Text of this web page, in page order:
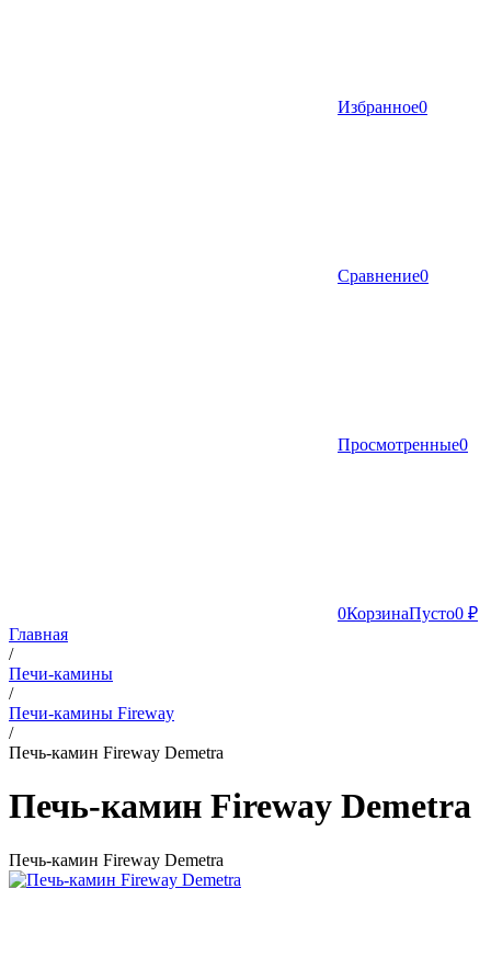
Избранное0
Сравнение0
Просмотренные0
0КорзинаПусто0 ₽
Главная
/
Печи-камины
/
Печи-камины Fireway
/
Печь-камин Fireway Demetra
Печь-камин Fireway Demetra
Печь-камин Fireway Demetra